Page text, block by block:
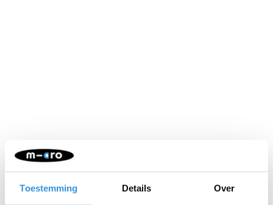
Toestemming Details Over
Neem contact op
Naam: